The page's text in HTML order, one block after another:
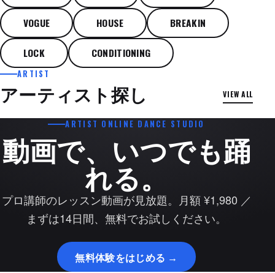
VOGUE HOUSE BREAKIN
LOCK CONDITIONING
ARTIST
アーティスト探し VIEW ALL
MOON SHOHEI MIKAWAYA
ARTIST ONLINE DANCE STUDIO
動画で、いつでも踊
れる。
プロ講師のレッスン動画が見放題。月額 ¥1,980 ／
まずは14日間、無料でお試しください。
無料体験をはじめる →